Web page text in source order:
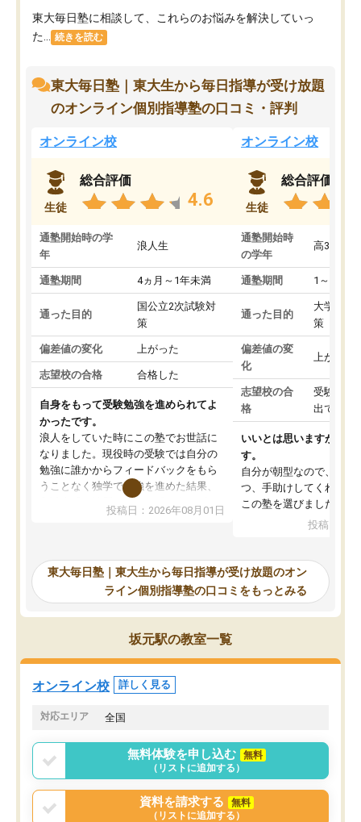
東大毎日塾に相談して、これらのお悩みを解決していっ
た...
続きを読む
東大毎日塾｜東大生から毎日指導が受け放題
のオンライン個別指導塾の口コミ・評判
オンライン校
生徒
総合評価
4.6
通塾開始時の学
年
浪人生
通塾期間 4ヵ月～1年未満
通った目的
国公立2次試験対
策
偏差値の変化 上がった
志望校の合格 合格した
自身をもって受験勉強を進められてよ
かったです。
浪人をしていた時にこの塾でお世話に
なりました。現役時の受験では自分の
勉強に誰かからフィードバックをもら
うことなく独学で勉強を進めた結果、
入試本番に地歴の学習が間に合わず不
合格となってしまいました。その経験
東大毎日塾にたどり着きました。学習
の長期計画や日々の勉強のやり方につ
いて客観的なアドバイスをいただけた
ので、自信をもって受験勉強を進める
ことができました。自分のように勉強
のやり方や進捗管理で苦労している方
には特におすすめしたい塾です。
投稿日：2026年08月01日
オンライン校
生徒
総合評価
通塾開始時
の学年
高3
通塾期間 1～3ヵ月
通った目的
大学入学
策
偏差値の変
化
上がった
志望校の合
格
受験して
出ていな
いいとは思いますが、料
す。
自分が朝型なので、自習
つ、手助けしてくれる設
この塾を選びました。
投稿日：
東大毎日塾｜東大生から毎日指導が受け放題のオン
ライン個別指導塾の口コミをもっとみる
坂元駅の教室一覧
オンライン校 詳しく見る
対応エリア 全国
無料体験を申し込む
無料
（リストに追加する）
資料を請求する
無料
（リストに追加する）